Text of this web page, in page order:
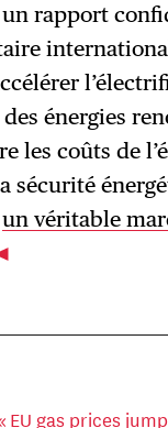
rapport
énergies
les coûts de
sécurité
un véritable
EU gas prices